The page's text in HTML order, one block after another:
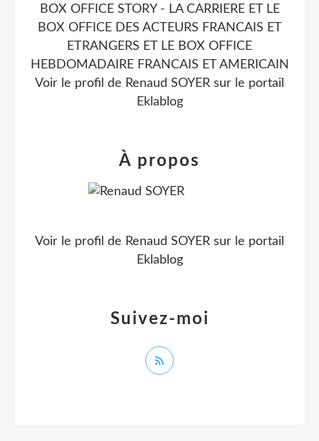
BOX OFFICE STORY - LA CARRIERE ET LE
BOX OFFICE DES ACTEURS FRANCAIS ET
ETRANGERS ET LE BOX OFFICE
HEBDOMADAIRE FRANCAIS ET AMERICAIN
Voir le profil de Renaud SOYER sur le portail
Eklablog
Suivez-moi
À propos
Voir le profil de Renaud SOYER sur le portail
Eklablog